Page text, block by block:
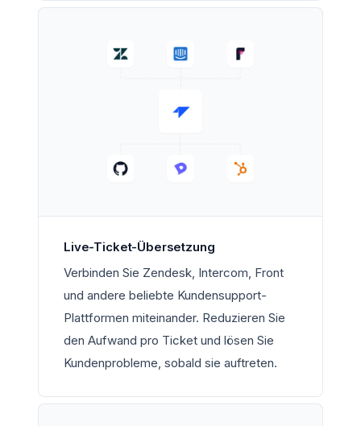
Live-Ticket-Übersetzung
Verbinden Sie Zendesk, Intercom, Front
und andere beliebte Kundensupport-
Plattformen miteinander. Reduzieren Sie
den Aufwand pro Ticket und lösen Sie
Kundenprobleme, sobald sie auftreten.